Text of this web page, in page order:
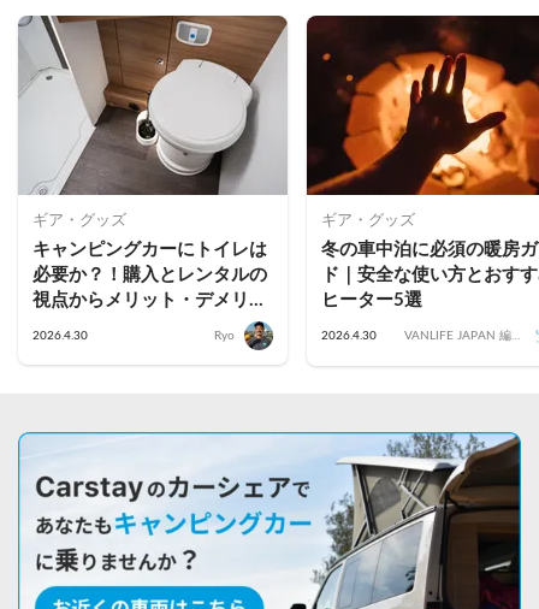
ギア・グッズ
キャンピングカーにトイレは
必要か？！購入とレンタルの
視点からメリット・デメリッ
2026.4.30 Ryo
ギア・グッズ
冬の車中泊に必須の暖房
ド｜安全な使い方とおす
ヒーター5選
2026.4.30
VANLIFE JAPAN 編集